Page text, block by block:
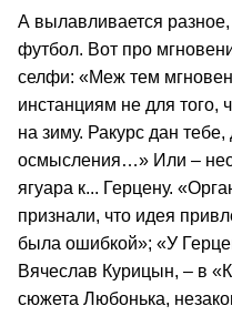
А вылавливается
футбол. Вот про
селфи: «Меж тем
инстанциям не для того,
на зиму. Ракурс дан
осмысления…» Или –
ягуара к... Герцену.
признали, что идея
была ошибкой»; «У
Вячеслав Курицын, – в
сюжета Любонька,